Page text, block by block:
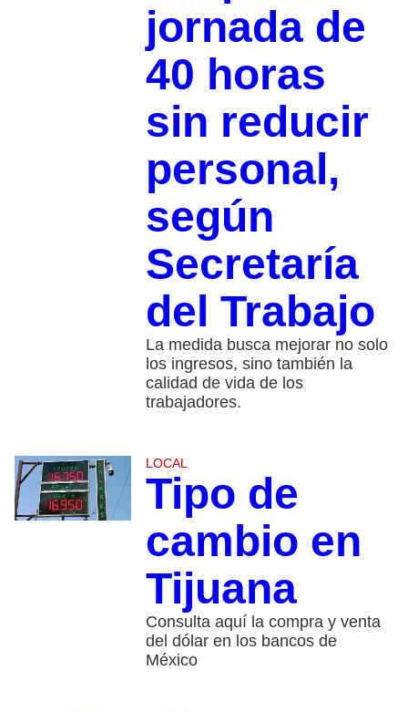
jornada de
40 horas
sin reducir
personal,
según
Secretaría
del Trabajo
La medida busca mejorar no solo
los ingresos, sino también la
calidad de vida de los
trabajadores.
LOCAL
Tipo de
cambio en
Tijuana
Consulta aquí la compra y venta
del dólar en los bancos de
México